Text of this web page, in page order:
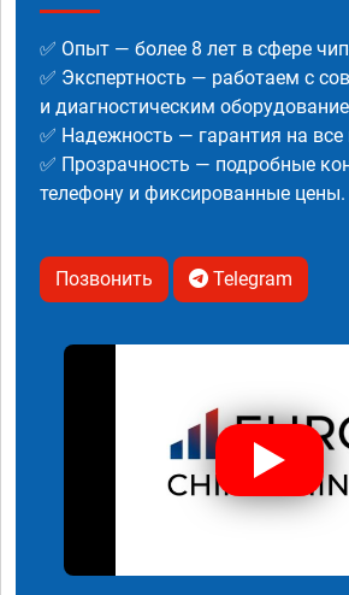
✅ Опыт — более 8 лет в сфере
✅ Экспертность — работаем с
и диагностическим
✅ Надежность — гарантия на
✅ Прозрачность — подробные
телефону и фиксированные цены.
Позвонить Telegram